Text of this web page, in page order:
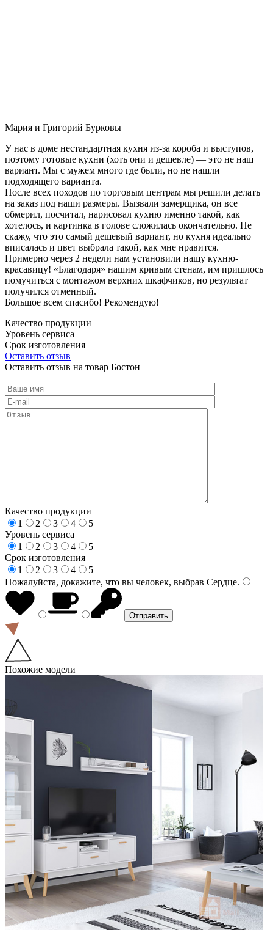
Мария и Григорий Бурковы
У нас в доме нестандартная кухня из-за короба и выступов,
поэтому готовые кухни (хоть они и дешевле) — это не наш
вариант. Мы с мужем много где были, но не нашли
подходящего варианта.
После всех походов по торговым центрам мы решили делать
на заказ под наши размеры. Вызвали замерщика, он все
обмерил, посчитал, нарисовал кухню именно такой, как
хотелось, и картинка в голове сложилась окончательно. Не
скажу, что это самый дешевый вариант, но кухня идеально
вписалась и цвет выбрала такой, как мне нравится.
Примерно через 2 недели нам установили нашу кухню-
красавицу! «Благодаря» нашим кривым стенам, им пришлось
помучиться с монтажом верхних шкафчиков, но результат
получился отменный.
Большое всем спасибо! Рекомендую!
Качество продукции
Уровень сервиса
Срок изготовления
Оставить отзыв
Оставить отзыв на товар Бостон
Качество продукции
1
2 3 4
5
Уровень сервиса
1
2 3 4
5
Срок изготовления
1
2 3 4
5
Пожалуйста, докажите, что вы человек, выбрав Сердце.
Похожие модели